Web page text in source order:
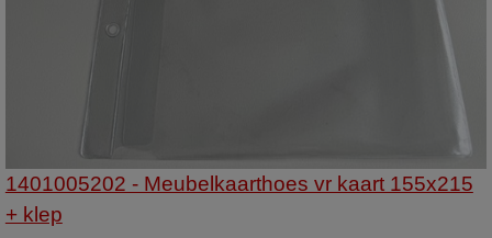
1401005202 - Meubelkaarthoes vr kaart 155x215
+ klep